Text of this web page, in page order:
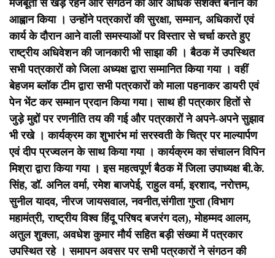
मजबूती से खड़े रहने और संगठन को और अधिक सशक्त बनाने का
आह्वान किया । उन्होंने पत्रकारों की सुरक्षा, सम्मान, अधिकारों एवं
कार्य के दौरान आने वाली समस्याओं पर विस्तार से चर्चा करते हुए
राष्ट्रीय अधिवेशन की जानकारी भी साझा की ।बैठक में उपस्थित
सभी पत्रकारों को जिला अध्यक्ष द्वारा सम्मानित किया गया । वहीं
बेहजम ब्लॉक टीम द्वारा सभी पत्रकारों को माला पहनाकर डायरी एवं
पेन भेंट कर सम्मान प्रदान किया गया। साथ ही पत्रकार हितों से
जुड़े मुद्दों पर रणनीति तय की गई और पत्रकारों ने अपने-अपने सुझाव
भी रखे ।कार्यक्रम का शुभारंभ मां सरस्वती के चित्र पर माल्यार्पण
एवं दीप प्रज्वलन के साथ किया गया । कार्यक्रम का संचालन विपिन
मिश्रा द्वारा किया गया ।इस महत्वपूर्ण बैठक में जिला उपाध्यक्ष बी.के.
सिंह, डॉ. अनिल वर्मा, रमेश बाजपेई, राहुल वर्मा, इरशाद, नरोत्तम,
सुनील यादव, नीरज जायसवाल, नवनीत,संगीता गुप्ता (विभाग
महामंत्री, राष्ट्रीय विश्व हिंदू परिषद बजरंग दल), मोहम्मद आलम,
अतुल शुक्ला, अवधेश कुमार मौर्य सहित बड़ी संख्या में पत्रकार
उपस्थित रहे ।समापन अवसर पर सभी पत्रकारों ने संगठन की